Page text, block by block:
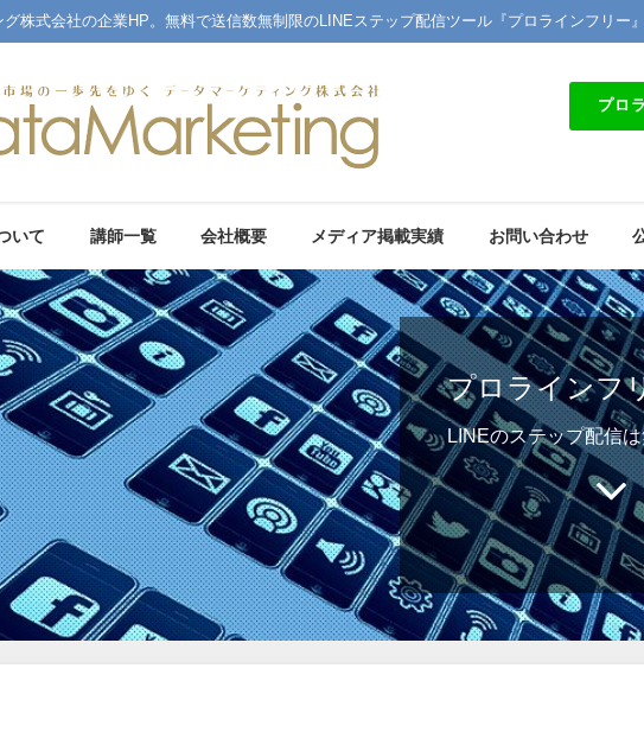
グ株式会社の企業HP。無料で送信数無制限のLINEステップ配信ツール『プロラインフリー
プロ
いて 講師一覧 会社概要 メディア掲載実績 お問い合わせ
プロラインフ
LINEのステップ配信